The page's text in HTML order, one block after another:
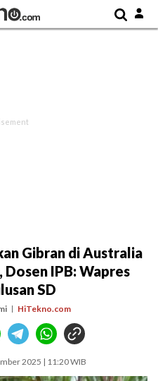
Gibran di Australia
Dosen IPB: Wapres
SD
HiTekno.com
2025 | 11:20 WIB